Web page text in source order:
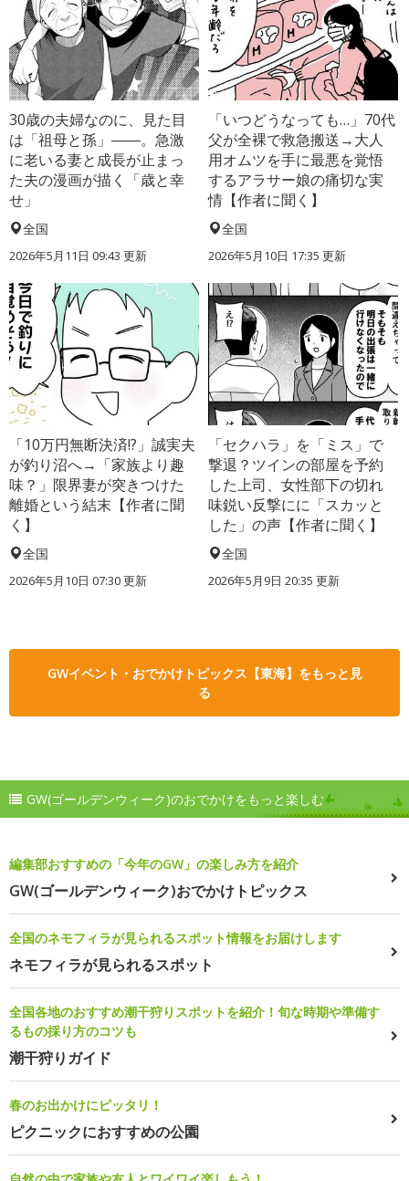
30歳の夫婦なのに、見た目
は「祖母と孫」――。急激
に老いる妻と成長が止まっ
た夫の漫画が描く「歳と幸
せ」
全国
2026年5月11日 09:43 更新
「いつどうなっても…」70代
父が全裸で救急搬送→大人
用オムツを手に最悪を覚悟
するアラサー娘の痛切な実
情【作者に聞く】
全国
2026年5月10日 17:35 更新
「10万円無断決済!?」誠実夫
が釣り沼へ→「家族より趣
味？」限界妻が突きつけた
離婚という結末【作者に聞
く】
全国
2026年5月10日 07:30 更新
「セクハラ」を「ミス」で
撃退？ツインの部屋を予約
した上司、女性部下の切れ
味鋭い反撃にに「スカッと
した」の声【作者に聞く】
全国
2026年5月9日 20:35 更新
GWイベント・おでかけトピックス【東海】をもっと見
る
GW(ゴールデンウィーク)のおでかけをもっと楽しむ
編集部おすすめの「今年のGW」の楽しみ方を紹介
GW(ゴールデンウィーク)おでかけトピックス
全国のネモフィラが見られるスポット情報をお届けします
ネモフィラが見られるスポット
全国各地のおすすめ潮干狩りスポットを紹介！旬な時期や準備す
るもの採り方のコツも
潮干狩りガイド
春のお出かけにピッタリ！
ピクニックにおすすめの公園